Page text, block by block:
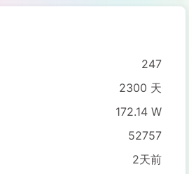
247
2300 天
172.14 W
52757
2天前